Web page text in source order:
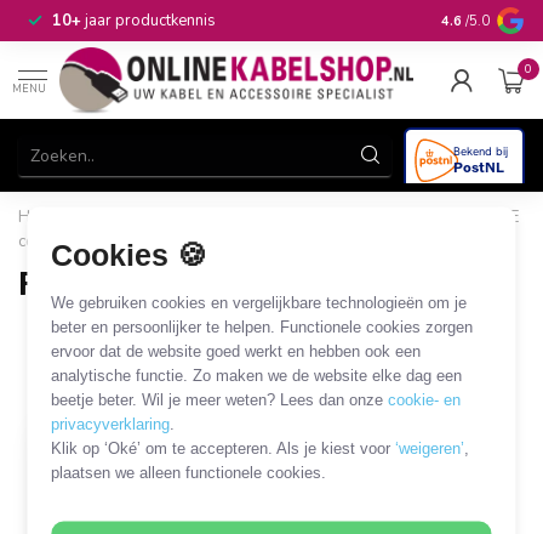
Cookies 🍪
We gebruiken cookies en vergelijkbare technologieën om je
beter en persoonlijker te helpen. Functionele cookies zorgen
ervoor dat de website goed werkt en hebben ook een
analytische functie. Zo maken we de website elke dag een
beetje beter. Wil je meer weten? Lees dan onzecookie- en
privacyverklaring
Klik op ‘Oké’ om te accepteren. Als je kiest voor‘weigeren’
plaatsen we alleen functionele cookies.
10+jaar productkennis 4.6 /5.0
MENU
0
Home
FME
coaxkabels en adapters
FME - TNC kabels en adapters
1 PRODUCT
Filters SORTEER OP